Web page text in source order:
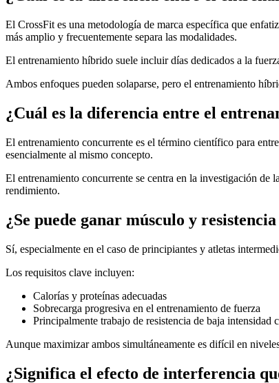
El CrossFit es una metodología de marca específica que
más amplio y frecuentemente separa las modalidades.
El entrenamiento híbrido suele incluir días dedicados a la
Ambos enfoques pueden solaparse, pero el entrenamiento
¿Cuál es la diferencia entre el
El entrenamiento concurrente es el término científico para
esencialmente al mismo concepto.
El entrenamiento concurrente se centra en la investigación
rendimiento.
¿Se puede ganar músculo y
Sí, especialmente en el caso de principiantes y atletas
Los requisitos clave incluyen:
Calorías y proteínas adecuadas
Sobrecarga progresiva en el entrenamiento de fuerza
Principalmente trabajo de resistencia de baja intensidad
Aunque maximizar ambos simultáneamente es difícil en
¿Significa el efecto de interferencia